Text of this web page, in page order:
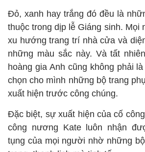
Đỏ, xanh hay trắng đó đều là
thuộc trong dịp lễ Giáng sinh. Mọi
xu hướng trang trí nhà cửa và
những màu sắc này. Và tất
hoàng gia Anh cũng không phải
chọn cho mình những bộ trang
xuất hiện trước công chúng.
Đặc biệt, sự xuất hiện của cố
công nương Kate luôn nhận
tụng của mọi người nhờ những